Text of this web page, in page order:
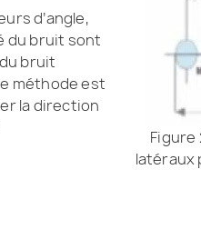
d’angle,
du bruit sont
bruit
méthode est
la direction
Figure
latéraux